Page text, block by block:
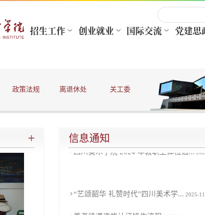
政策法规 离退休处 关工委 老人天地
信息通知
“艺颂韶华 礼赞时代”四川美术学... 2025-
四川美术学院2025年教职工体检通知
四川美术学院 2024 年教职工体检通...